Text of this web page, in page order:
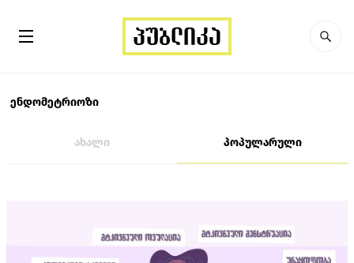
ენდომეტრიოზი
ახალი პოპულარული